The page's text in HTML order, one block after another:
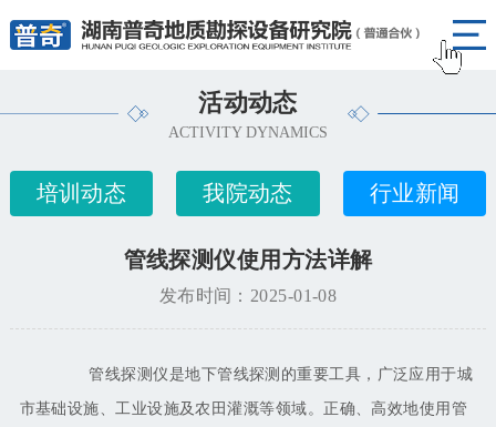
活动动态
ACTIVITY DYNAMICS
培训动态 我院动态 行业新闻
管线探测仪使用方法详解
发布时间：2025-01-08
管线探测仪是地下管线探测的重要工具，广泛应用于城
市基础设施、工业设施及农田灌溉等领域。正确、高效地使用管